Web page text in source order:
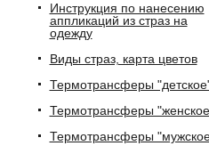
Инструкция по нанесению
аппликаций из страз на
одежду
Виды страз, карта цветов
Термотрансферы
Термотрансферы
Термотрансферы